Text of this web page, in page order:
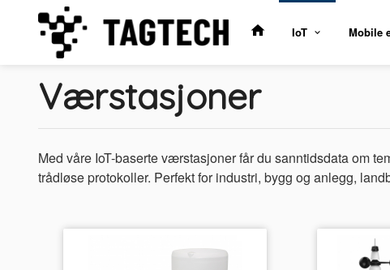
innholdet
IoT Mobile
Værstasjoner
Med våre IoT-baserte værstasjoner får du sanntidsdata om
trådløse protokoller. Perfekt for industri, bygg og anlegg,